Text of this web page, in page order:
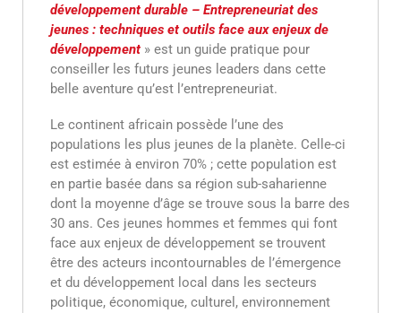
développement durable – Entrepreneuriat des
jeunes : techniques et outils face aux enjeux de
développement » est un guide pratique pour
conseiller les futurs jeunes leaders dans cette
belle aventure qu’est l’entrepreneuriat.
Le continent africain possède l’une des
populations les plus jeunes de la planète. Celle-ci
est estimée à environ 70% ; cette population est
en partie basée dans sa région sub-saharienne
dont la moyenne d’âge se trouve sous la barre des
30 ans. Ces jeunes hommes et femmes qui font
face aux enjeux de développement se trouvent
être des acteurs incontournables de l’émergence
et du développement local dans les secteurs
politique, économique, culturel, environnement